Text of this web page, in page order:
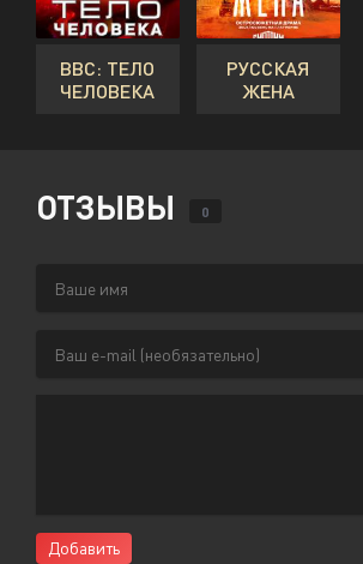
BBC: ТЕЛО
ЧЕЛОВЕКА
РУССКАЯ
ЖЕНА
ОТЗЫВЫ 0
Добавить